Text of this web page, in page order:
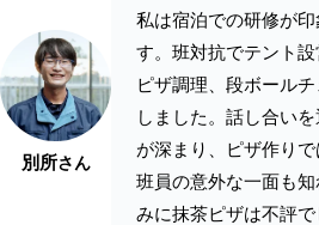
別所さん
私は宿泊での研修が印
す。班対抗でテント
ピザ調理、段ボール
しました。話し合い
が深まり、ピザ作り
班員の意外な一面も
みに抹茶ピザは不評で